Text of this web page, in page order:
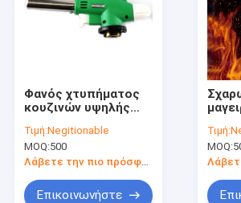
Φανός χτυπήματος
κουζινών υψηλής
μαγείρεμα του φανού
αερίου προπανίου
ΣΧΑΡΩΝ
Τιμή:Negitionable
MOQ:500
Λάβετε την πιο πρόσφατη τιμή
Επικοινωνήστε
Τιμή:
MOQ: